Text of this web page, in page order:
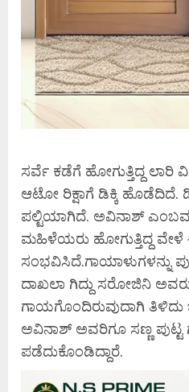
ಸರ್ವೆ ಕಡೆಗೆ ಹೋಗುತ್ತಿದ್ದ ಲಾರಿ
ಆಟೋ ರಿಕ್ಷಾಗೆ ಡಿಕ್ಕಿ ಹೊಡೆದಿದೆ.
ಪಲ್ಟಿಯಾಗಿದೆ. ಅವಿನಾಶ್
ಮಹಿಳೆಯರು ಹೋಗುತ್ತಿದ್ದ
ಸಂಭವಿಸಿದೆ.ಗಾಯಾಳುಗಳನ್ನು
ದಾಖಲಾ ಗಿದ್ದು ಸರೋಜಿನಿ
ಗಾಯಗೊಂದಿರುವುದಾಗಿ ತಿಳಿದು
ಅವಿನಾಶ್ ಅವರಿಗೂ ಸಣ್ಣ ಪುಟ್ಟ
ಪಡೆದುಕೊಂಡಿದ್ದಾರೆ.